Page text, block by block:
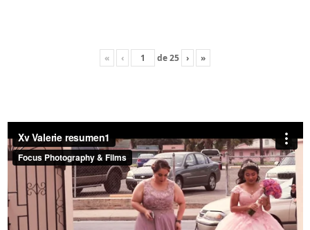
« ‹ de25 › »